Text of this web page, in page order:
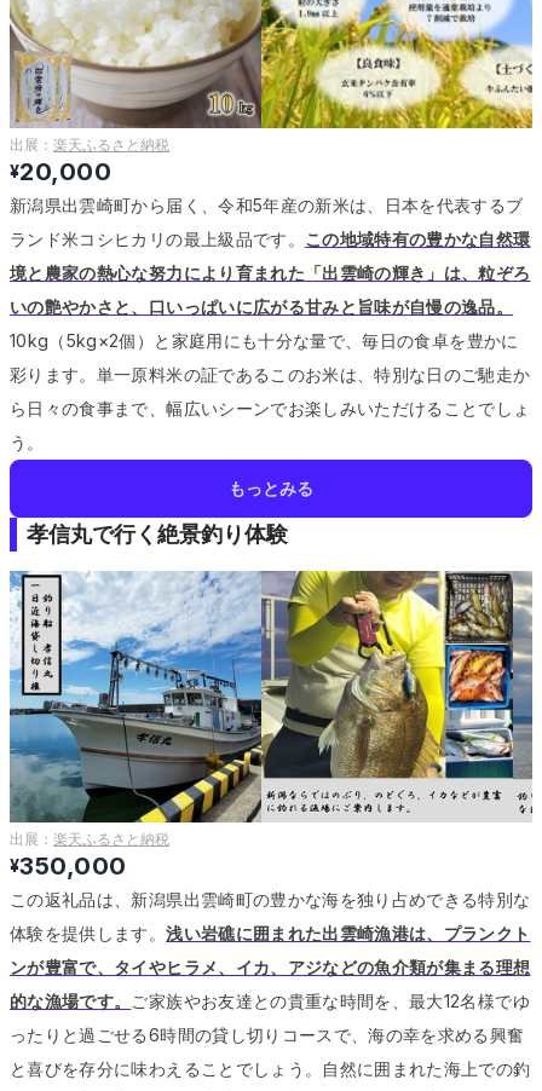
出展： 楽天ふるさと納税
¥20,000
新潟県出雲崎町から届く、令和5年産の新米は、日本を代表するブ
ランド米コシヒカリの最上級品です。 この地域特有の豊かな自然環
境と農家の熱心な努力により育まれた「出雲崎の輝き」は、粒ぞろ
いの艶やかさと、口いっぱいに広がる甘みと旨味が自慢の逸品。
10kg（5kg×2個）と家庭用にも十分な量で、毎日の食卓を豊かに
彩ります。 単一原料米の証であるこのお米は、特別な日のご馳走か
ら日々の食事まで、幅広いシーンでお楽しみいただけることでしょ
う。
もっとみる
孝信丸で行く絶景釣り体験
出展： 楽天ふるさと納税
¥350,000
この返礼品は、新潟県出雲崎町の豊かな海を独り占めできる特別な
体験を提供します。浅い岩礁に囲まれた出雲崎漁港は、プランクト
ンが豊富で、タイやヒラメ、イカ、アジなどの魚介類が集まる理想
的な漁場です。 ご家族やお友達との貴重な時間を、最大12名様でゆ
ったりと過ごせる6時間の貸し切りコースで、海の幸を求める興奮
と喜びを存分に味わえることでしょう。 自然に囲まれた海上での釣